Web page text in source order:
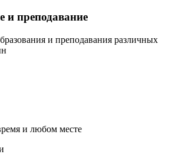
и преподавание
и преподавания различных
и любом месте